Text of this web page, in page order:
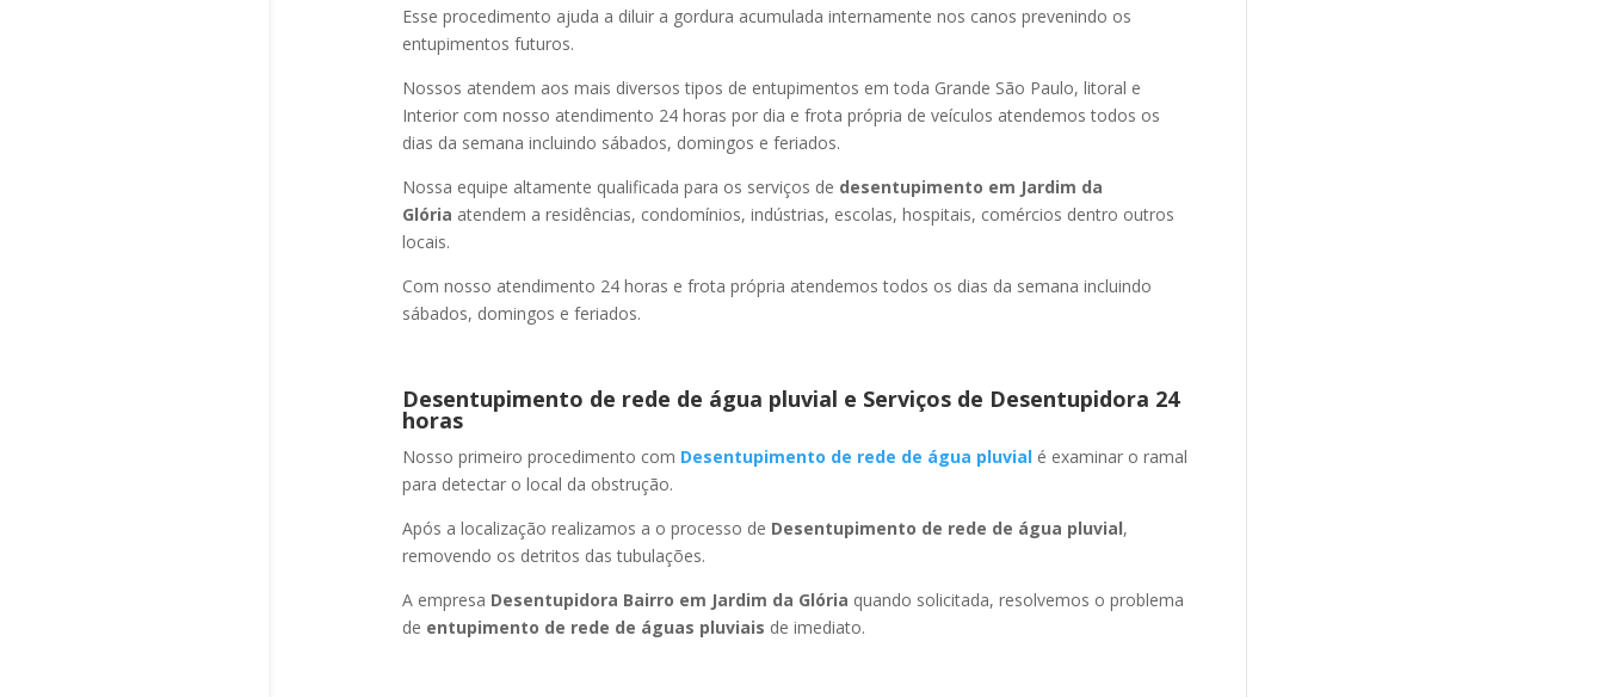
Esse procedimento ajuda a diluir a gordura acumulada internamente nos canos prevenindo os
entupimentos futuros.
Nossos atendem aos mais diversos tipos de entupimentos em toda Grande São Paulo, litoral e
Interior com nosso atendimento 24 horas por dia e frota própria de veículos atendemos todos os
dias da semana incluindo sábados, domingos e feriados.
Nossa equipe altamente qualificada para os serviços de desentupimento em Jardim da
Glória atendem a residências, condomínios, indústrias, escolas, hospitais, comércios dentro outros
locais.
Com nosso atendimento 24 horas e frota própria atendemos todos os dias da semana incluindo
sábados, domingos e feriados.
Desentupimento de rede de água pluvial e Serviços de Desentupidora 24
horas
Nosso primeiro procedimento com Desentupimento de rede de água pluvialé examinar o ramal
para detectar o local da obstrução.
Após a localização realizamos a o processo de Desentupimento de rede de água pluvial,
removendo os detritos das tubulações.
A empresa Desentupidora Bairro em Jardim da Glória quando solicitada, resolvemos o problema
de entupimento de rede de águas pluviais de imediato.